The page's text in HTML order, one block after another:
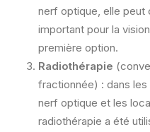
nerf optique, elle peut
important pour la
première option.
Radiothérapie
fractionnée) : dans les
nerf optique et les
radiothérapie a été